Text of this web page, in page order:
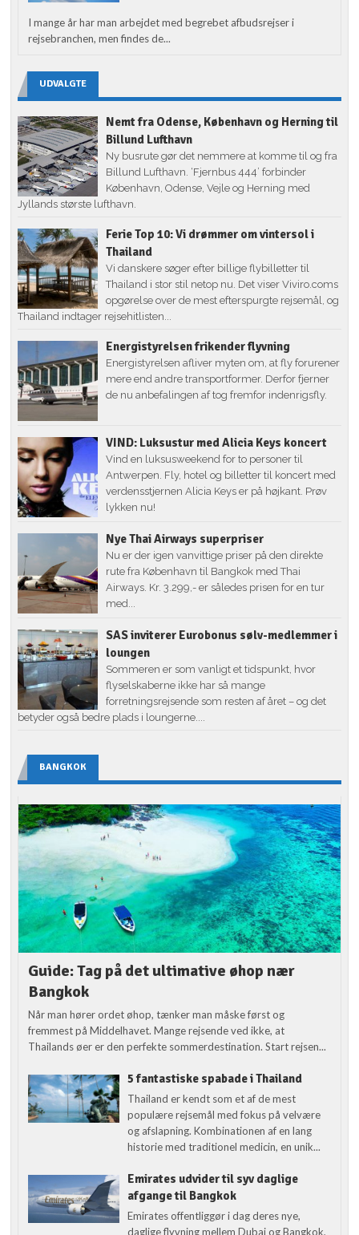
I mange år har man arbejdet med begrebet afbudsrejser i
rejsebranchen, men findes de...
UDVALGTE
Nemt fra Odense, København og Herning til
Billund Lufthavn
Ny busrute gør det nemmere at komme til og fra
Billund Lufthavn. ‘Fjernbus 444’ forbinder
København, Odense, Vejle og Herning med
Jyllands største lufthavn.
Ferie Top 10: Vi drømmer om vintersol i
Thailand
Vi danskere søger efter billige flybilletter til
Thailand i stor stil netop nu. Det viser Viviro.coms
opgørelse over de mest efterspurgte rejsemål, og
Thailand indtager rejsehitlisten...
Energistyrelsen frikender flyvning
Energistyrelsen afliver myten om, at fly forurener
mere end andre transportformer. Derfor fjerner
de nu anbefalingen af tog fremfor indenrigsfly.
VIND: Luksustur med Alicia Keys koncert
Vind en luksusweekend for to personer til
Antwerpen. Fly, hotel og billetter til koncert med
verdensstjernen Alicia Keys er på højkant. Prøv
lykken nu!
Nye Thai Airways superpriser
Nu er der igen vanvittige priser på den direkte
rute fra København til Bangkok med Thai
Airways. Kr. 3.299,- er således prisen for en tur
med...
SAS inviterer Eurobonus sølv-medlemmer i
loungen
Sommeren er som vanligt et tidspunkt, hvor
flyselskaberne ikke har så mange
forretningsrejsende som resten af året – og det
betyder også bedre plads i loungerne....
BANGKOK
Guide: Tag på det ultimative øhop nær
Bangkok
Når man hører ordet øhop, tænker man måske først og
fremmest på Middelhavet. Mange rejsende ved ikke, at
Thailands øer er den perfekte sommerdestination. Start rejsen...
5 fantastiske spabade i Thailand
Thailand er kendt som et af de mest
populære rejsemål med fokus på velvære
og afslapning. Kombinationen af en lang
historie med traditionel medicin, en unik...
Emirates udvider til syv daglige
afgange til Bangkok
Emirates offentliggør i dag deres nye,
daglige flyvning mellem Dubai og Bangkok,